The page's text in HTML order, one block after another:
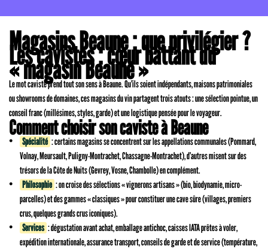
Magasins Beaune : que privilégier ?
Les cavistes : cœur battant du
« magasin Beaune »
Le mot caviste prend tout son sens à Beaune. Qu’ils soient indépendants, maisons patrimoniales
ou showrooms de domaines, ces magasins du vin partagent trois atouts : une sélection pointue, un
conseil franc (millésimes, styles, garde) et une logistique pensée pour le voyageur.
Comment choisir son caviste à Beaune
Spécialité : certains magasins se concentrent sur les appellations communales (Pommard,
Volnay, Meursault, Puligny-Montrachet, Chassagne-Montrachet), d’autres misent sur des
trésors de la Côte de Nuits (Gevrey, Vosne, Chambolle) en complément.
Philosophie : on croise des sélections « vignerons artisans » (bio, biodynamie, micro-
parcelles) et des gammes « classiques » pour constituer une cave sûre (villages, premiers
crus, quelques grands crus iconiques).
Services : dégustation avant achat, emballage antichoc, caisses IATA prêtes à voler,
expédition internationale, assurance transport, conseils de garde et de service (température,